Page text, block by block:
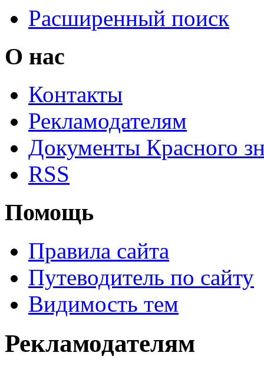
Расширенный поиск
О нас
Контакты
Рекламодателям
Документы Красного
RSS
Помощь
Правила сайта
Путеводитель по сайту
Видимость тем
Рекламодателям